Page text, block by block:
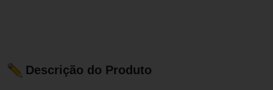
Descrição do Produto